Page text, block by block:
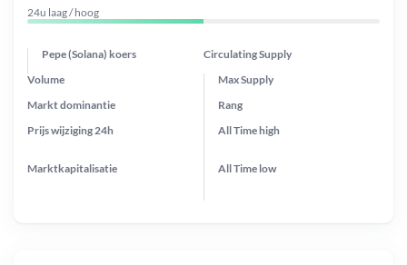
24u laag / hoog
Pepe (Solana) koers Circulating Supply
Prijs wijziging 24h
Max Supply
Markt dominantie
Marktkapitalisatie
Volume
Rang
All Timehigh
All Time low